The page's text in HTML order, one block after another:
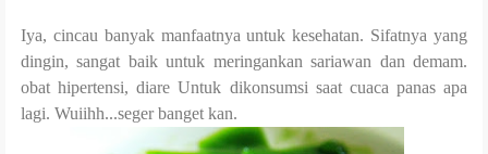
Iya, cincau banyak manfaatnya untuk kesehatan. Sifatnya yang
dingin, sangat baik untuk meringankan sariawan dan demam.
obat hipertensi, diare Untuk dikonsumsi saat cuaca panas apa
lagi. Wuiihh...seger banget kan.